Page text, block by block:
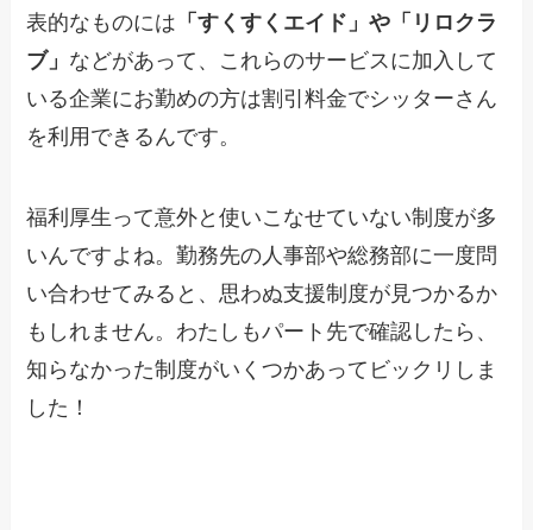
表的なものには 「すくすくエイド」や「リロクラ
ブ」 などがあって、これらのサービスに加入して
いる企業にお勤めの方は割引料金でシッターさん
を利用できるんです。
福利厚生って意外と使いこなせていない制度が多
いんですよね。勤務先の人事部や総務部に一度問
い合わせてみると、思わぬ支援制度が見つかるか
もしれません。わたしもパート先で確認したら、
知らなかった制度がいくつかあってビックリしま
した！